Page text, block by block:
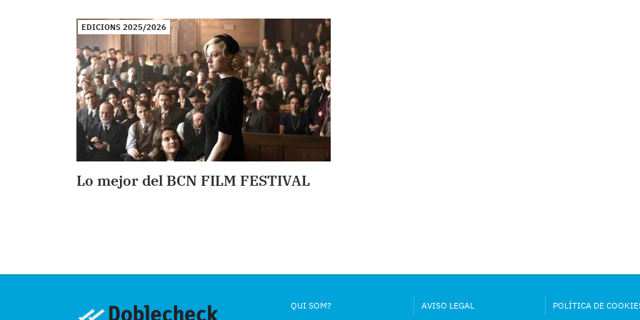
EDICIONS 2025/2026
Lo mejor del BCN FILM FESTIVAL
QUI SOM? AVISO LEGAL POLÍTICA DE